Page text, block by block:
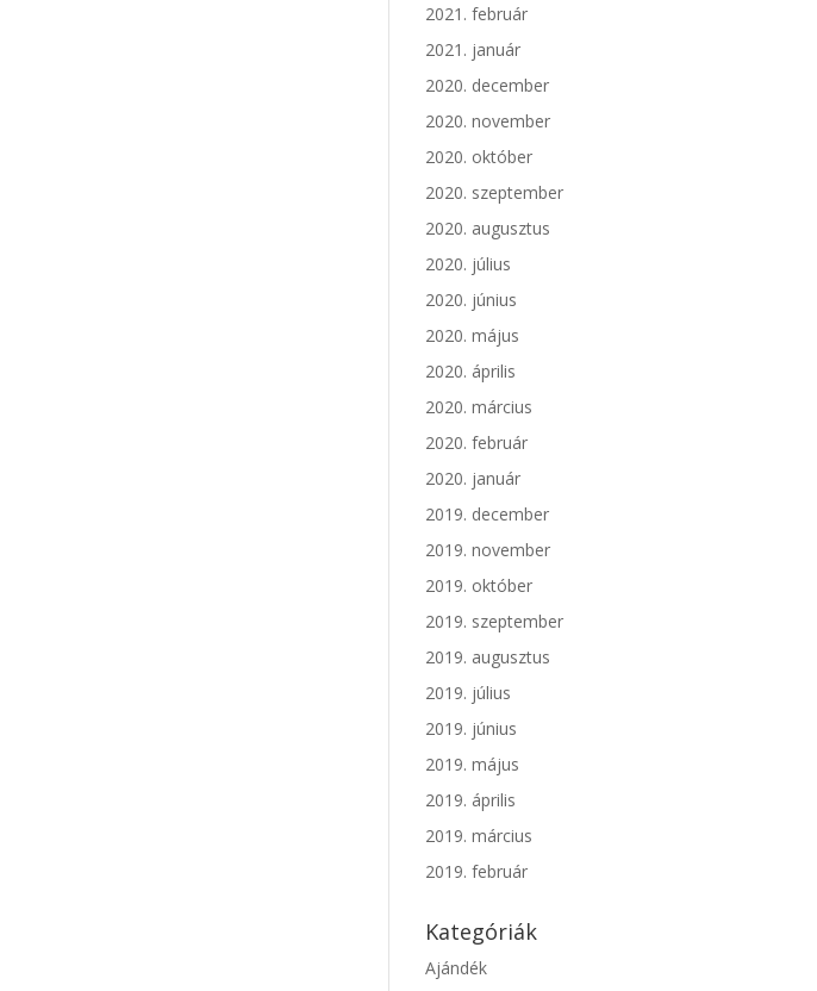
2021. február
2021. január
2020. december
2020. november
2020. október
2020. szeptember
2020. augusztus
2020. július
2020. június
2020. május
2020. április
2020. március
2020. február
2020. január
2019. december
2019. november
2019. október
2019. szeptember
2019. augusztus
2019. július
2019. június
2019. május
2019. április
2019. március
2019. február
Kategóriák
Ajándék